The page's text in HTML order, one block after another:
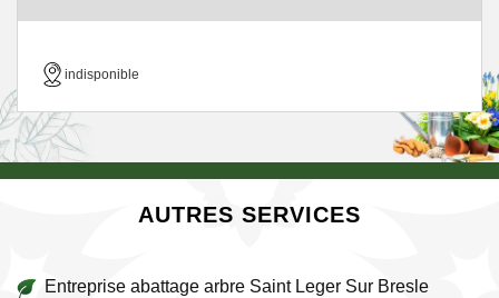
indisponible
AUTRES SERVICES
Entreprise abattage arbre Saint Leger Sur Bresle